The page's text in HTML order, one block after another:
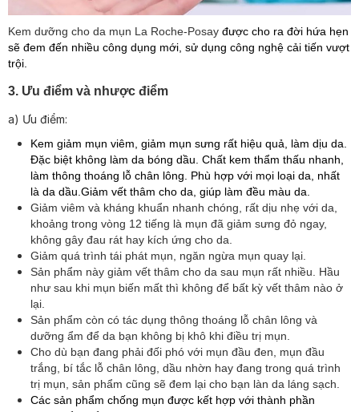
Kem dưỡng cho da mụn La Roche-Posay được cho ra đời hứa hẹn
sẽ đem đến nhiều công dụng mới, sử dụng công nghệ cải tiến vượt
trội.
​3. Ưu điểm và nhược điểm
a) Ưu điểm:
Kem giảm mụn viêm, giảm mụn sưng rất hiệu quả, làm dịu da.
Đặc biệt không làm da bóng dầu. Chất kem thẩm thấu nhanh,
làm thông thoáng lỗ chân lông. Phù hợp với mọi loại da, nhất
là da dầu.Giảm vết thâm cho da, giúp làm đều màu da.
Giảm viêm và kháng khuẩn nhanh chóng, rất dịu nhẹ với da,
khoảng trong vòng 12 tiếng là mụn đã giảm sưng đỏ ngay,
không gây đau rát hay kích ứng cho da.
Giảm quá trình tái phát mụn, ngăn ngừa mụn quay lại.
Sản phẩm này giảm vết thâm cho da sau mụn rất nhiều. Hầu
như sau khi mụn biến mất thì không để bất kỳ vết thâm nào ở
lại.
Sản phẩm còn có tác dụng thông thoáng lỗ chân lông và
dưỡng ẩm để da bạn không bị khô khi điều trị mụn.
Cho dù bạn đang phải đối phó với mụn đầu đen, mụn đầu
trắng, bí tắc lỗ chân lông, dầu nhờn hay đang trong quá trình
trị mụn, sản phẩm cũng sẽ đem lại cho bạn làn da láng sạch.
Các sản phẩm chống mụn được kết hợp với thành phần